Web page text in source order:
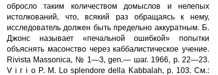
обросло таким количеством домыслов и нелепых
истолкований, что, всякий раз обращаясь к нему,
исследователь должен быть предельно аккуратным. Б.
Джонс называет «печальной ошибкой» попытки
объяснять масонство через каббалистическое учение.
Rivista Massonica, № 1—3, gen.— шаг. 1966, p. 22—23.
V i г i о P. M. Lo splendore della Kabbalah, p. 103. См.: